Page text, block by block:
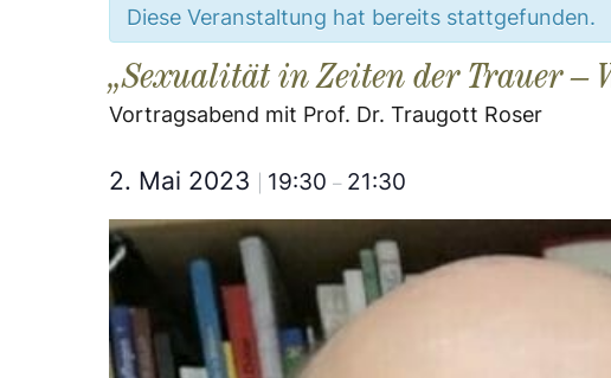
Diese Veranstaltung hat bereits stattgefunden.
„Sexualität in Zeiten der Trauer –
Vortragsabend mit Prof. Dr. Traugott Roser
2. Mai 2023 19:30 – 21:30